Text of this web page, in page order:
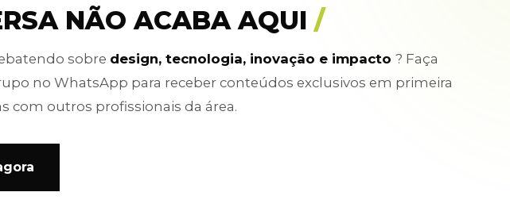
NÃO ACABA AQUI /
sobre design, tecnologia, inovação e impacto ? Faça
no WhatsApp para receber conteúdos exclusivos em primeira
com outros profissionais da área.